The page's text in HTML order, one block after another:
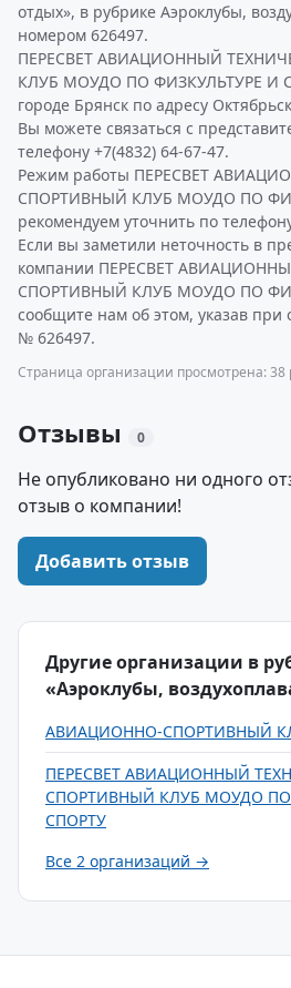
отдых», в рубрике Аэроклубы,
номером 626497.
ПЕРЕСВЕТ АВИАЦИОННЫЙ
КЛУБ МОУДО ПО ФИЗКУЛЬТУРЕ И
городе Брянск по адресу
Вы можете связаться с
телефону +7(4832) 64-67-47.
Режим работы ПЕРЕСВЕТ
СПОРТИВНЫЙ КЛУБ МОУДО ПО
рекомендуем уточнить по
Если вы заметили неточность в
компании ПЕРЕСВЕТ
СПОРТИВНЫЙ КЛУБ МОУДО ПО
сообщите нам об этом, указав
№ 626497.
Страница организации просмотрена: 38
Отзывы 0
Не опубликовано ни одного
отзыв о компании!
Добавить отзыв
Другие организации в
«Аэроклубы,
АВИАЦИОННО-СПОРТИВНЫЙ
ПЕРЕСВЕТ АВИАЦИОННЫЙ
СПОРТИВНЫЙ КЛУБ МОУДО ПО
СПОРТУ
Все 2 организаций →